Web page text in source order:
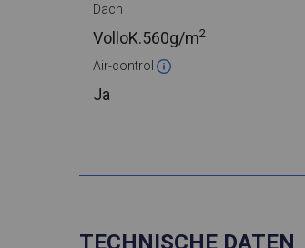
Dach
VolloK.560g/m2
Air-control
Ja
TECHNISCHE DATEN